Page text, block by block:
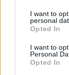
not limited to
grant or deny
use your data
consent section.
I want to
personal
Opted In
I want to
Personal
Opted In